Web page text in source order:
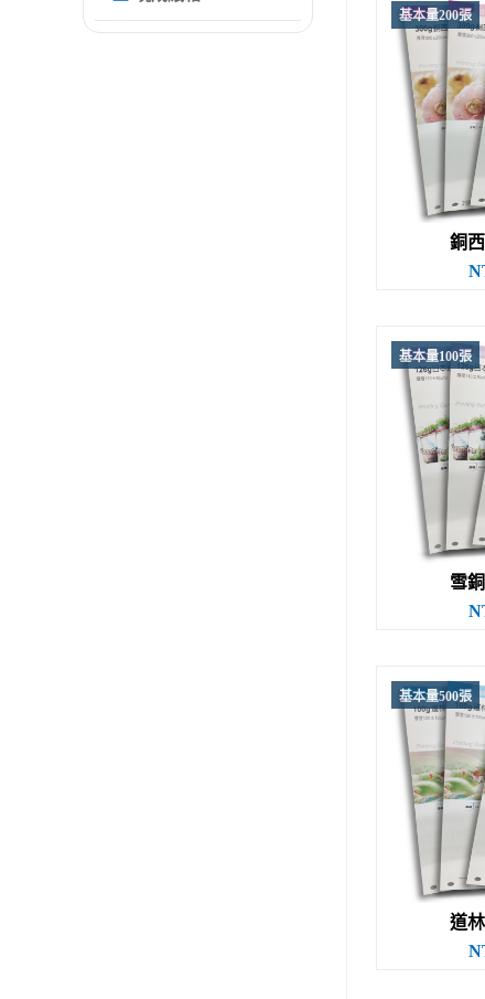
基本量200張
銅
基本量100張
雪
基本量500張
道